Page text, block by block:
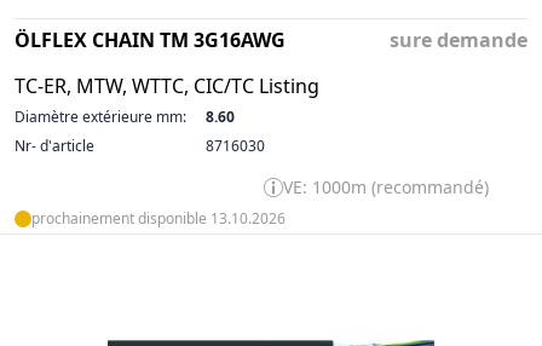
ÖLFLEX CHAIN TM 3G16AWG
TC-ER, MTW, WTTC, CIC/TC Listing
sure demande
Diamètre extérieure mm:
8.60
Nr- d'article
8716030
VE: 1000m (recommandé)
prochainement disponible 13.10.2026